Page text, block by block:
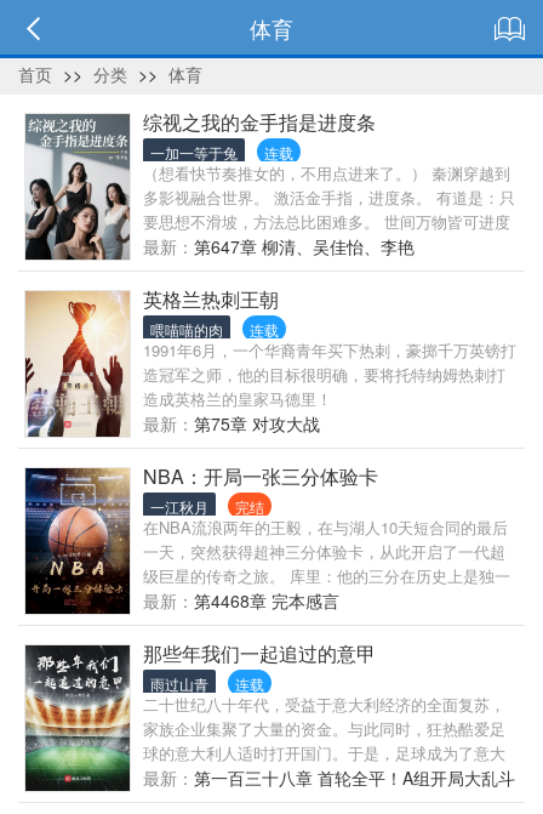
体育
首页 >> 分类 >> 体育
综视之我的金手指是进度条
一加一等于兔 连载
（想看快节奏推女的，不用点进来了。） 秦渊穿越到
多影视融合世界。 激活金手指，进度条。 有道是：只
要思想不滑坡，方法总比困难多。 世间万物皆可进度
条。 秦渊看着刮刮乐上当的进度条，嘟囔道：“这哪里
还是碰运气？这简直就是把刮刮乐的底牌赤裸裸地摊
开在眼前，打明牌！是开卷考试！” （注：综视世界，
剧情与人物性格会一些细微改变，一切以本书为
主。）
最新： 第647章 柳清、吴佳怡、李艳
英格兰热刺王朝
喂喵喵的肉 连载
1991年6月，一个华裔青年买下热刺，豪掷千万英镑打
造冠军之师，他的目标很明确，要将托特纳姆热刺打
造成英格兰的皇家马德里！
最新： 第75章 对攻大战
NBA：开局一张三分体验卡
一江秋月 完结
在NBA流浪两年的王毅，在与湖人10天短合同的最后
一天，突然获得超神三分体验卡，从此开启了一代超
级巨星的传奇之旅。 库里：他的三分在历史上是独一
档的。 欧文：他的运球比我风骚。 詹姆斯：他的追身
大帽，让我想起了年轻时候的我。 伦纳德：说实话，
我防不住他。 而他最牛逼之处在于，他吹过的所有牛
逼，全都实现了。
最新： 第4468章 完本感言
那些年我们一起追过的意甲
雨过山青 连载
二十世纪八十年代，受益于意大利经济的全面复苏，
家族企业集聚了大量的资金。与此同时，狂热酷爱足
球的意大利人适时打开国门。于是，足球成为了意大
利富豪的追逐目标，1984年7月5日，球王马拉多纳踏
入那不勒斯圣保罗
最新： 第一百三十八章 首轮全平！A组开局大乱斗